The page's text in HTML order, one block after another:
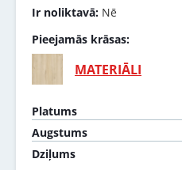
Ir noliktavā: Nē
Pieejamās krāsas:
MATERIĀLI
Platums
Augstums
Dziļums